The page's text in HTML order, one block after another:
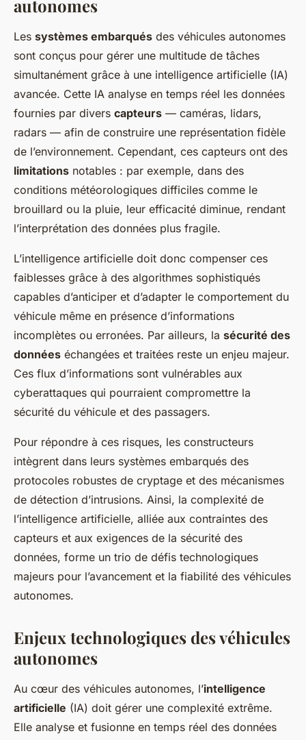
autonomes
Les systèmes embarqués des véhicules autonomes
sont conçus pour gérer une multitude de tâches
simultanément grâce à une intelligence artificielle (IA)
avancée. Cette IA analyse en temps réel les données
fournies par divers capteurs — caméras, lidars,
radars — afin de construire une représentation fidèle
de l’environnement. Cependant, ces capteurs ont des
limitations notables : par exemple, dans des
conditions météorologiques difficiles comme le
brouillard ou la pluie, leur efficacité diminue, rendant
l’interprétation des données plus fragile.
L’intelligence artificielle doit donc compenser ces
faiblesses grâce à des algorithmes sophistiqués
capables d’anticiper et d’adapter le comportement du
véhicule même en présence d’informations
incomplètes ou erronées. Par ailleurs, la sécurité des
données échangées et traitées reste un enjeu majeur.
Ces flux d’informations sont vulnérables aux
cyberattaques qui pourraient compromettre la
sécurité du véhicule et des passagers.
Pour répondre à ces risques, les constructeurs
intègrent dans leurs systèmes embarqués des
protocoles robustes de cryptage et des mécanismes
de détection d’intrusions. Ainsi, la complexité de
l’intelligence artificielle, alliée aux contraintes des
capteurs et aux exigences de la sécurité des
données, forme un trio de défis technologiques
majeurs pour l’avancement et la fiabilité des véhicules
autonomes.
Enjeux technologiques des véhicules
autonomes
Au cœur des véhicules autonomes, l’intelligence
artificielle (IA) doit gérer une complexité extrême.
Elle analyse et fusionne en temps réel des données